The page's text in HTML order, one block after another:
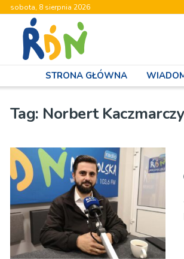
sobota, 8 sierpnia 2026
STRONA GŁÓWNA
Tag: Norbert